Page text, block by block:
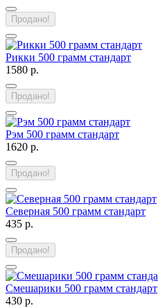
Продано!
Рикки 500 грамм стандарт
1580 р.
Продано!
Рэм 500 грамм стандарт
1620 р.
Продано!
Северная 500 грамм стандарт
435 р.
Продано!
Смешарики 500 грамм стандарт
430 р.